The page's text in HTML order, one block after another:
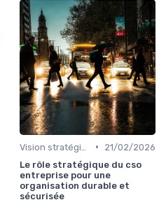
•
21/02/2026
Le rôle stratégique du cso
entreprise pour une
organisation durable et
sécurisée